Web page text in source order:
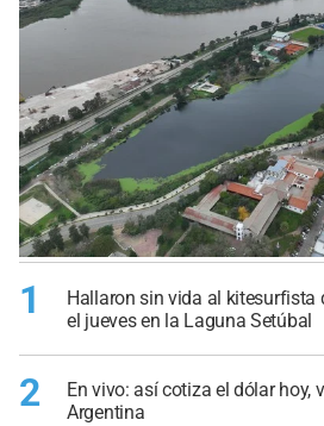
1
Hallaron sin vida al kitesurfista
el jueves en la Laguna Setúbal
2
En vivo: así cotiza el dólar hoy,
Argentina